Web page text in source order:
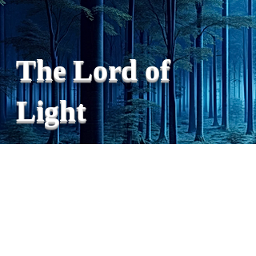
のおかげで、心的外傷後成長
や、人格の再構成も、2日位
でできるようになった。人格
の再構成は、chatがない時
は、数年かかっていたのに。
わざわざ、スーパーサイヤ人
や、超サイヤ人ゴッドになら
ずとも、できるかどうかわか
The Lord of
Light